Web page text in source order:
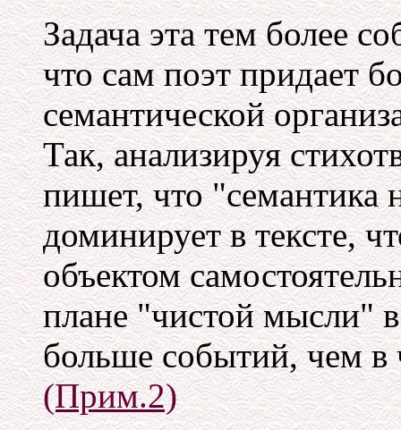
Задача эта тем более
что сам поэт придает
семантической
Так, анализируя
пишет, что "семантика
доминирует в тексте,
объектом
плане "чистой мысли"
больше событий, чем в
(Прим.2)